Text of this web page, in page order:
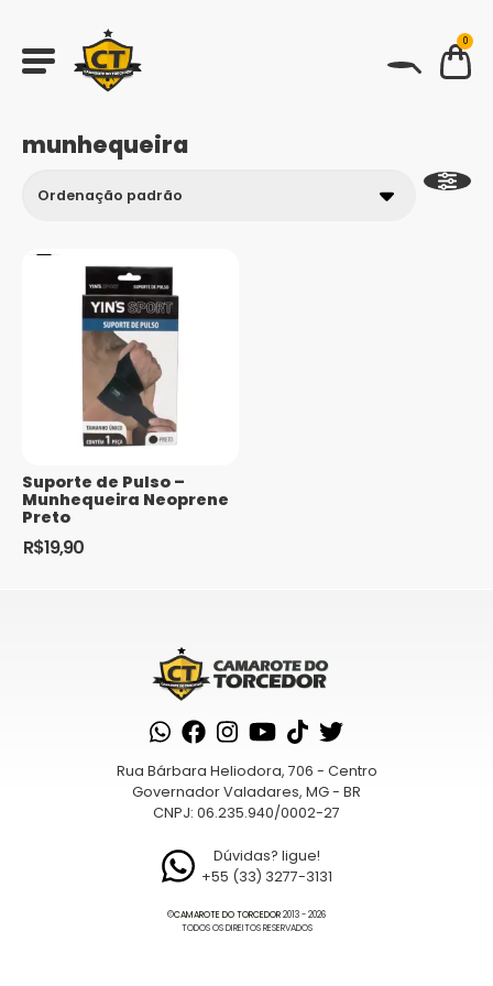
0
munhequeira
Suporte de Pulso –
Munhequeira Neoprene
Preto
R$19,90
Rua Bárbara Heliodora, 706 - Centro
Governador Valadares, MG - BR
CNPJ: 06.235.940/0002-27
Dúvidas? ligue!
+55 (33) 3277-3131
©CAMAROTE DO TORCEDOR2013 - 2026
TODOS OS DIREITOS RESERVADOS